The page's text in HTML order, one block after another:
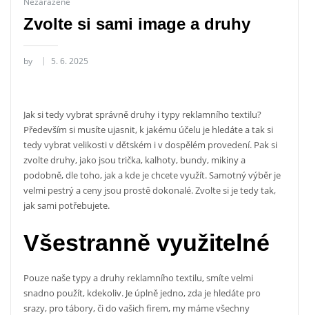
Zvolte si sami image a druhy
by 5. 6. 2025
Jak si tedy vybrat správně druhy i typy reklamního textilu?
Především si musíte ujasnit, k jakému účelu je hledáte a tak si
tedy vybrat velikosti v dětském i v dospělém provedení. Pak si
zvolte druhy, jako jsou trička, kalhoty, bundy, mikiny a
podobně, dle toho, jak a kde je chcete využít. Samotný výběr je
velmi pestrý a ceny jsou prostě dokonalé. Zvolte si je tedy tak,
jak sami potřebujete.
Všestranně využitelné
Pouze naše typy a druhy reklamního textilu, smíte velmi
snadno použít, kdekoliv. Je úplně jedno, zda je hledáte pro
srazy, pro tábory, či do vašich firem, my máme všechny